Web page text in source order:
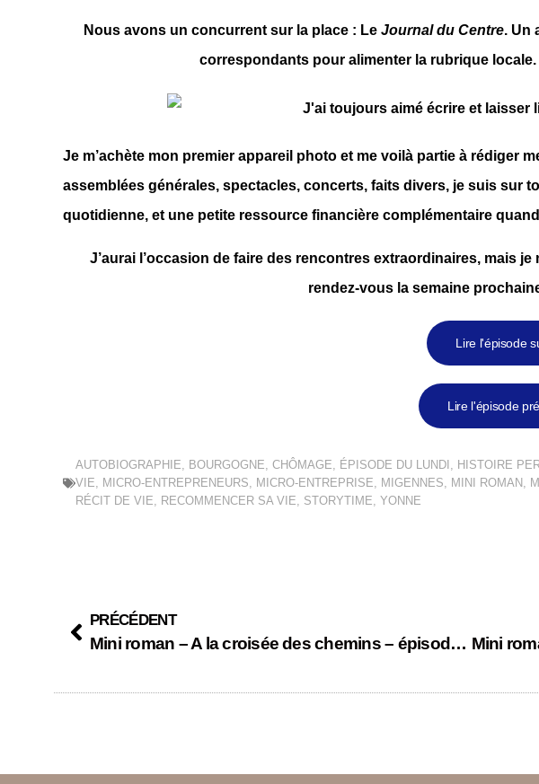
Nous avons un concurrent sur la place : Le Journal du Centre. Un
correspondants pour alimenter la rubrique
Je m’achète mon premier appareil photo et me voilà partie à rédiger
assemblées générales, spectacles, concerts, faits divers, je suis sur
quotidienne, et une petite ressource financière complémentaire
J’aurai l’occasion de faire des rencontres extraordinaires, mais
rendez-vous la semaine
Lire l'épisode
Lire l'épisode
AUTOBIOGRAPHIE BOURGOGNE CHÔMAGE ÉPISODE DU LUNDI HISTOIRE
VIE
MICRO-ENTREPRENEURS MICRO-ENTREPRISE MIGENNES MINI ROMAN
RÉCIT DE VIE
RECOMMENCER SA VIE STORYTIME YONNE
PRÉCÉDENT
Mini roman – A la croisée des chemins – épisode 5 Mini